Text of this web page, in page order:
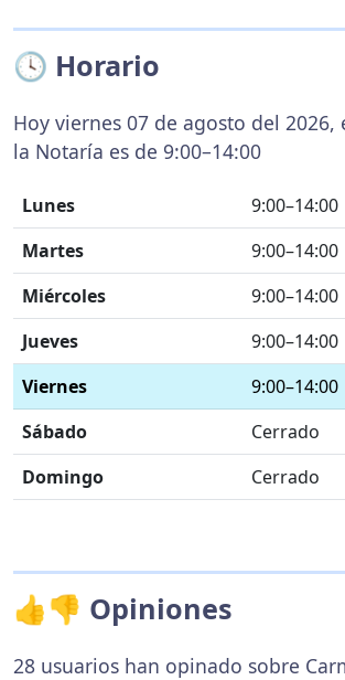
🕓 Horario
Hoy viernes 07 de agosto del
la Notaría es de 9:00–14:00
Lunes
9:00–14:00
Martes
9:00–14:00
Miércoles
9:00–14:00
Jueves
9:00–14:00
Viernes
9:00–14:00
Sábado
Cerrado
Domingo
Cerrado
👍👎 Opiniones
28 usuarios han opinado sobre